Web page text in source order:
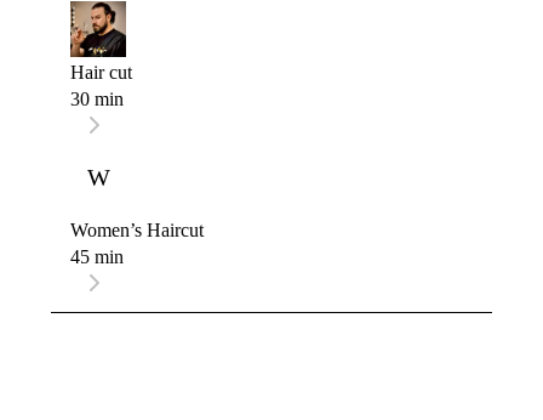
Hair cut
30 min
W
Women’s Haircut
45 min